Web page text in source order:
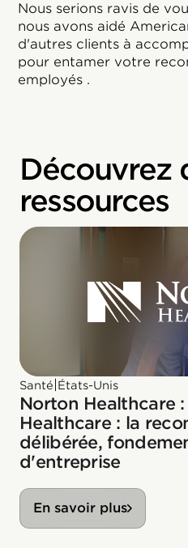
Nous serions ravis de
nous avons aidé
d'autres clients à
pour entamer votre
employés .
Découvrez
ressources
Santé États-Unis
Norton Healthcare
Healthcare : la
délibérée,
d'entreprise
En savoir plus